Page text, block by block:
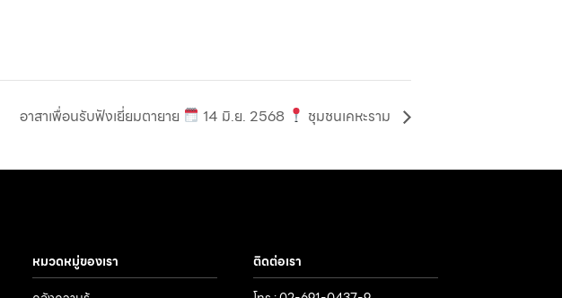
อาสาเพื่อนรับฟังเยี่ยมตายาย 14 มิ.ย. 2568 ชุมชนเคหะราม
หมวดหมู่ของเรา
ติดต่อเรา